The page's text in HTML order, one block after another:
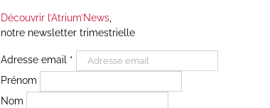
Découvrir l’Atrium’News,
notre newsletter trimestrielle
Adresse email *
Prénom
Nom